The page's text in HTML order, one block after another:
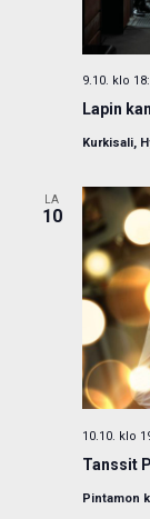
Lapin
9.10. klo
Kurkisali,
LA
10
Tanssit
10.10. klo
Pintamon